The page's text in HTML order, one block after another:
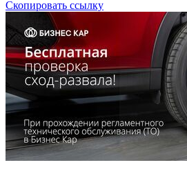
Скопировать ссылку